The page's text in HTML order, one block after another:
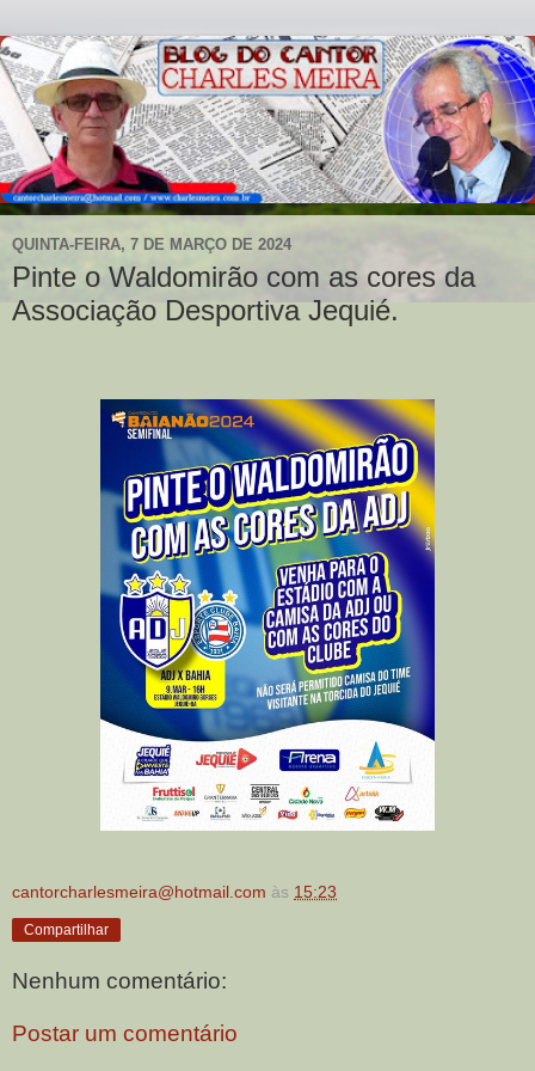
QUINTA-FEIRA, 7 DE MARÇO DE 2024
Pinte o Waldomirão com as cores da
Associação Desportiva Jequié.
cantorcharlesmeira@hotmail.com às 15:23
Compartilhar
Nenhum comentário:
Postar um comentário